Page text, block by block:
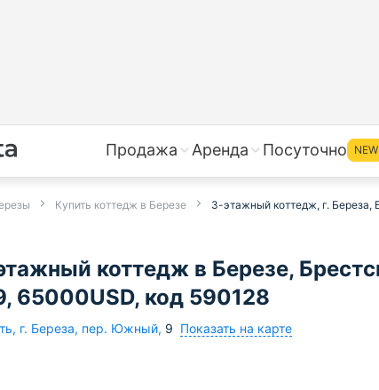
Продажа Аренда Посуточно NEW
Купить коттедж в Березе 3-этажный коттедж, г.
коттедж в Березе,
65000USD, код 590128
, г. Береза, пер. Южный, 9 Показать на карте